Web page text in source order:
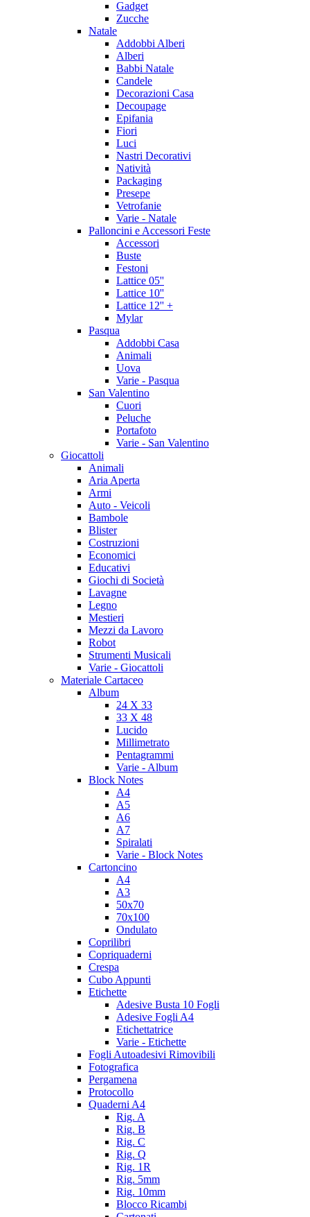
Gadget
Zucche
Natale
Addobbi Alberi
Alberi
Babbi Natale
Candele
Decorazioni Casa
Decoupage
Epifania
Fiori
Luci
Nastri Decorativi
Natività
Packaging
Presepe
Vetrofanie
Varie - Natale
Palloncini e Accessori Feste
Accessori
Buste
Festoni
Lattice 05''
Lattice 10''
Lattice 12'' +
Mylar
Pasqua
Addobbi Casa
Animali
Uova
Varie - Pasqua
San Valentino
Cuori
Peluche
Portafoto
Varie - San Valentino
Giocattoli
Animali
Aria Aperta
Armi
Auto - Veicoli
Bambole
Blister
Costruzioni
Economici
Educativi
Giochi di Società
Lavagne
Legno
Mestieri
Mezzi da Lavoro
Robot
Strumenti Musicali
Varie - Giocattoli
Materiale Cartaceo
Album
24 X 33
33 X 48
Lucido
Millimetrato
Pentagrammi
Varie - Album
Block Notes
A4
A5
A6
A7
Spiralati
Varie - Block Notes
Cartoncino
A4
A3
50x70
70x100
Ondulato
Coprilibri
Copriquaderni
Crespa
Cubo Appunti
Etichette
Adesive Busta 10 Fogli
Adesive Fogli A4
Etichettatrice
Varie - Etichette
Fogli Autoadesivi Rimovibili
Fotografica
Pergamena
Protocollo
Quaderni A4
Rig. A
Rig. B
Rig. C
Rig. Q
Rig. 1R
Rig. 5mm
Rig. 10mm
Blocco Ricambi